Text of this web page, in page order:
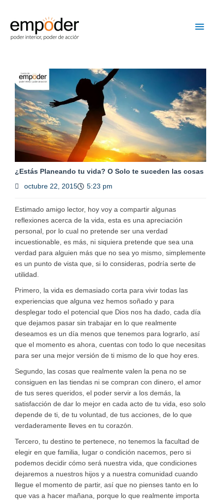
contenido
¿Estás Planeando tu vida? O Solo te suceden las cosas
octubre 22, 2015
5:23 pm
Estimado amigo lector, hoy voy a compartir algunas
reflexiones acerca de la vida, esta es una apreciación
personal, por lo cual no pretende ser una verdad
incuestionable, es más, ni siquiera pretende que sea una
verdad para alguien más que no sea yo mismo, simplemente
es un punto de vista que, si lo consideras, podría serte de
utilidad.
Primero, la vida es demasiado corta para vivir todas las
experiencias que alguna vez hemos soñado y para
desplegar todo el potencial que Dios nos ha dado, cada día
que dejamos pasar sin trabajar en lo que realmente
deseamos es un día menos que tenemos para lograrlo, así
que el momento es ahora, cuentas con todo lo que necesitas
para ser una mejor versión de ti mismo de lo que hoy eres.
Segundo, las cosas que realmente valen la pena no se
consiguen en las tiendas ni se compran con dinero, el amor
de tus seres queridos, el poder servir a los demás, la
satisfacción de dar lo mejor en cada acto de tu vida, eso solo
depende de ti, de tu voluntad, de tus acciones, de lo que
verdaderamente lleves en tu corazón.
Tercero, tu destino te pertenece, no tenemos la facultad de
elegir en que familia, lugar o condición nacemos, pero si
podemos decidir cómo será nuestra vida, que condiciones
dejaremos a nuestros hijos y a nuestra comunidad cuando
llegue el momento de partir, así que no pienses tanto en lo
que vas a hacer mañana, porque lo que realmente importa